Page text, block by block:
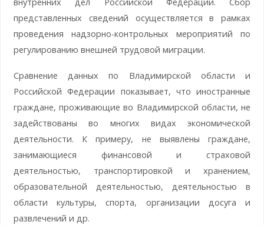
представленных сведений осуществляется в рамках
проведения надзорно-контрольных мероприятий по
регулированию внешней трудовой миграции.
Сравнение данных по Владимирской области и
Российской Федерации показывает, что иностранные
граждане, проживающие во Владимирской области, не
задействованы во многих видах экономической
деятельности. К примеру, не выявлены граждане,
занимающиеся финансовой и страховой
деятельностью, транспортировкой и хранением,
образовательной деятельностью, деятельностью в
области культуры, спорта, организации досуга и
развлечений и др.